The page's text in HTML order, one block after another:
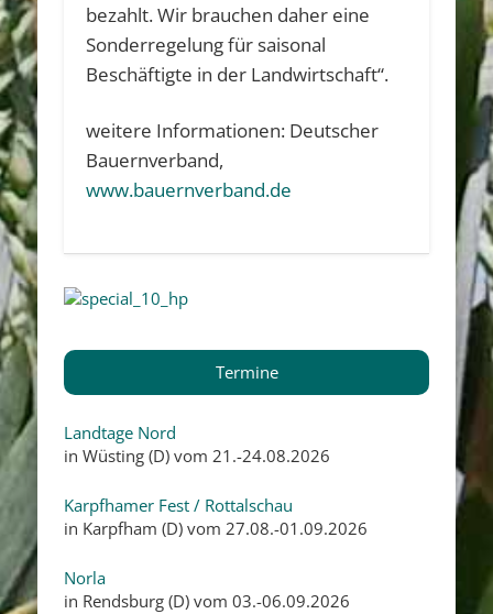
bezahlt. Wir brauchen daher eine
Sonderregelung für saisonal
Beschäftigte in der Landwirtschaft“.
weitere Informationen: Deutscher
Bauernverband,
www.bauernverband.de
Termine
Landtage Nord
in Wüsting (D) vom 21.-24.08.2026
Karpfhamer Fest / Rottalschau
in Karpfham (D) vom 27.08.-01.09.2026
Norla
in Rendsburg (D) vom 03.-06.09.2026